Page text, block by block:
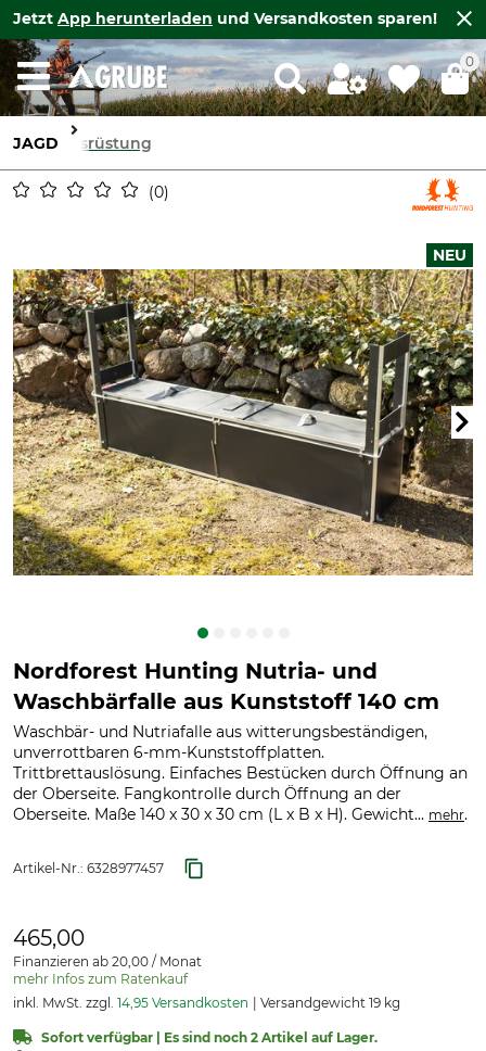
Jetzt App herunterladen und Versandkosten sparen!
0
JAGD Ausrüstung
0
NEU
Nordforest Hunting Nutria- und
Waschbärfalle aus Kunststoff 140 cm
Waschbär- und Nutriafalle aus witterungsbeständigen,
unverrottbaren 6-mm-Kunststoffplatten.
Trittbrettauslösung. Einfaches Bestücken durch Öffnung an
der Oberseite. Fangkontrolle durch Öffnung an der
Oberseite. Maße 140 x 30 x 30 cm (L x B x H). Gewicht... mehr.
Artikel-Nr.: 6328977457
465,00
Finanzieren ab 20,00 / Monat
mehr Infos zum Ratenkauf
inkl. MwSt. zzgl. 14,95 Versandkosten Versandgewicht 19 kg
Sofort verfügbar | Es sind noch 2 Artikel auf Lager.